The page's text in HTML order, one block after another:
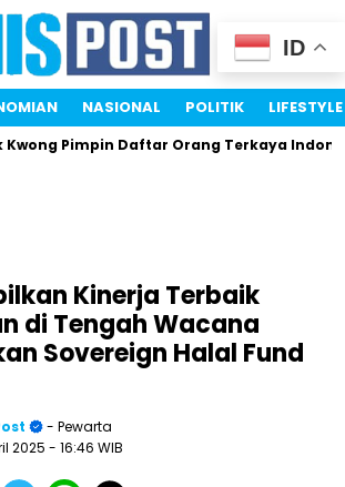
NASIONAL POLITIK LIFESTYLE
Pimpin Daftar Orang Terkaya Indonesia
Kinerja Terbaik
di Tengah Wacana
Sovereign Halal Fund
- Pewarta
2025 - 16:46 WIB
ID